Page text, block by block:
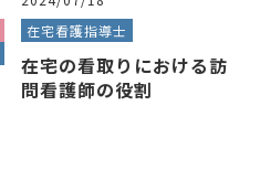
在宅看護指導士
在宅の看取りにおける訪
問看護師の役割